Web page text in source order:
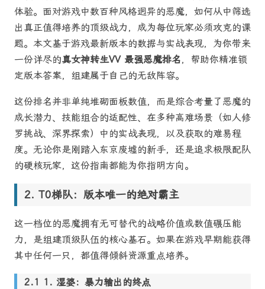
体验。面对游戏中数百种风格迥异的恶魔，如何从中筛选
出真正值得培养的顶级战力，成为每位玩家必须攻克的课
题。本文基于游戏最新版本的数据与实战表现，为你带来
一份详尽的真女神转生VV 最强恶魔排名，帮助你精准锁
定版本答案，组建属于自己的无敌阵容。
这份排名并非单纯堆砌面板数值，而是综合考量了恶魔的
成长潜力、技能组合的适配性、在多种高难场景（如人修
罗挑战、深界探索）中的实战表现，以及获取的难易程
度。无论你是刚踏入东京废墟的新手，还是追求极限配队
的硬核玩家，这份指南都能为你指明方向。
T0梯队：版本唯一的绝对霸主
这一档位的恶魔拥有无可替代的战略价值或数值碾压能
力，是组建顶级队伍的核心基石。如果在游戏早期能获得
其中任何一只，都值得倾斜资源重点培养。
1. 湿婆：暴力输出的终点